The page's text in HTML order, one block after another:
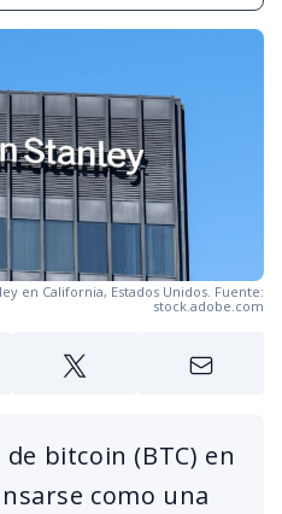
en California, Estados Unidos. Fuente:
stock.adobe.com
bitcoin (BTC) en
como una